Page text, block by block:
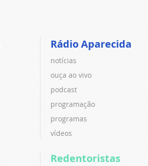
Rádio Aparecida
notícias
ouça ao vivo
podcast
programação
programas
vídeos
Redentoristas